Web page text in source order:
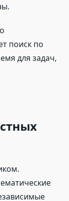
поиск по
для задач,